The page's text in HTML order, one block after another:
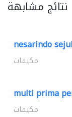
نتائج مشابهة
nesarindo
مكيفات
multi prima
مكيفات